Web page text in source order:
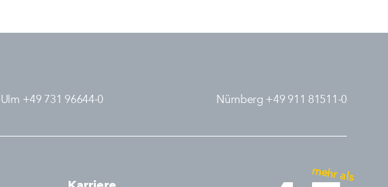
Ulm +49 731 96644-0 Nürnberg +49 911 81511-0
mehr als